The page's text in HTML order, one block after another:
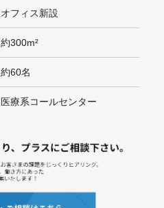
オフィス新設
約300m²
約60名
医療系コールセンター